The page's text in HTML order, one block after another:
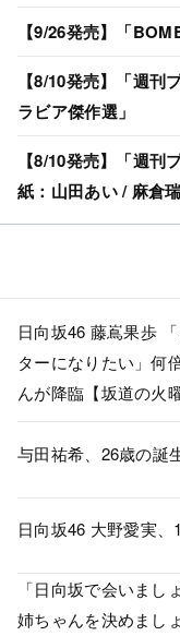
【9/26発売】「
【8/10発売】「週
ラビア傑作選」
【8/10発売】「週
紙：山田あい / 麻倉
日向坂46 藤嶌果歩
ターになりたい」何
んが降臨【坂道の火
与田祐希、26歳の誕
日向坂46 大野愛実、
「日向坂で会いまし
姉ちゃんを決めまし